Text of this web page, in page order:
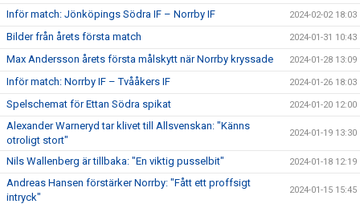
Inför match: Jönköpings Södra IF – Norrby IF 2024-02-02 18:03
Bilder från årets första match 2024-01-31 10:43
Max Andersson årets första målskytt när Norrby kryssade 2024-01-28 13:09
Inför match: Norrby IF – Tvååkers IF 2024-01-26 18:03
Spelschemat för Ettan Södra spikat 2024-01-20 12:00
Alexander Warneryd tar klivet till Allsvenskan: "Känns
otroligt stort"
2024-01-19 13:30
Nils Wallenberg är tillbaka: "En viktig pusselbit" 2024-01-18 12:19
Andreas Hansen förstärker Norrby: "Fått ett proffsigt
intryck"
2024-01-15 15:45